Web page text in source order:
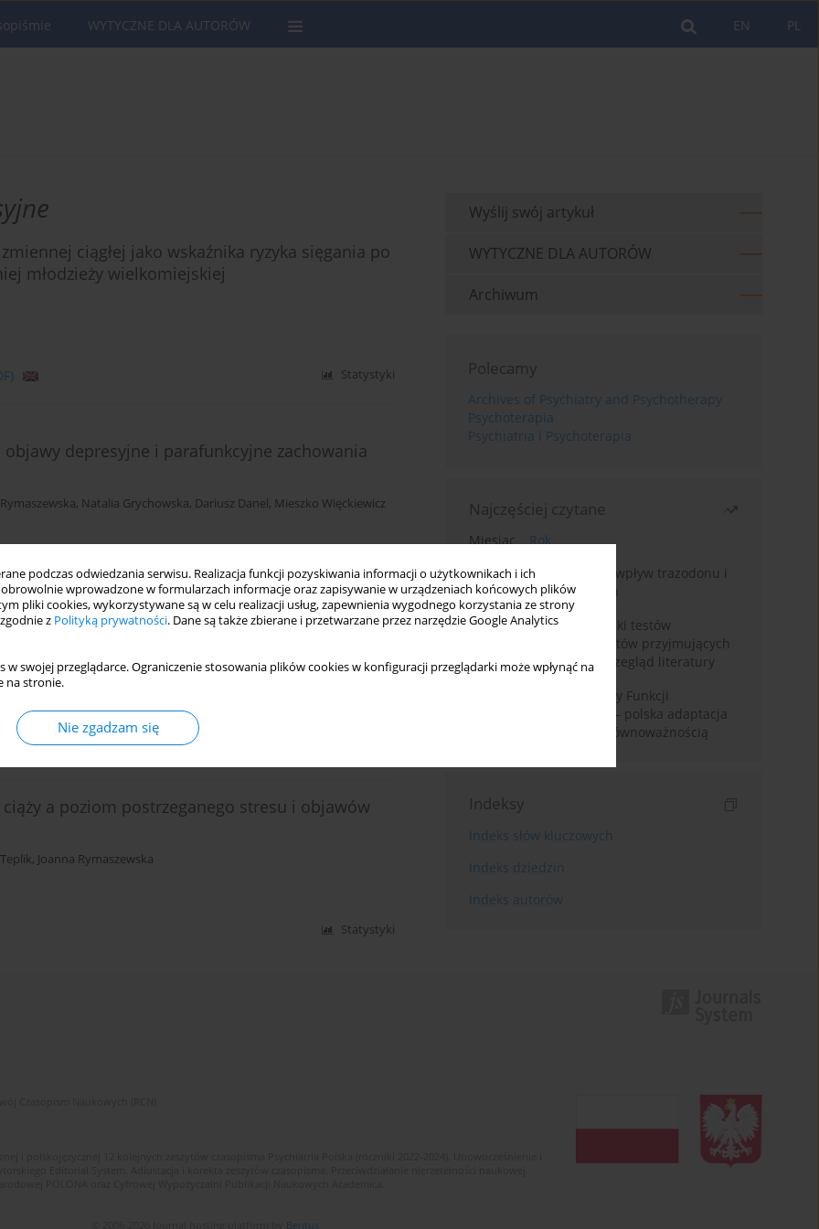
podczas odwiedzania serwisu. Realizacja funkcji pozyskiwania informacji o użytkownikach i ich
wprowadzone w formularzach informacje oraz zapisywanie w urządzeniach końcowych plików
pliki cookies, wykorzystywane są w celu realizacji usług, zapewnienia wygodnego korzystania ze strony
z Polityką prywatności. Dane są także zbierane i przetwarzane przez narzędzie Google Analytics
w swojej przeglądarce. Ograniczenie stosowania plików cookies w konfiguracji przeglądarki może wpłynąć na
na stronie.
Nie zgadzam się
PL
EN
WYTYCZNE DLA AUTORÓW
ciągłej jako wskaźnika ryzyka sięgania po
młodzieży wielkomiejskiej
Statystyki
depresyjne i parafunkcyjne zachowania
, Natalia Grychowska, Dariusz Danel, Mieszko Więckiewicz
Statystyki
chorych na łuszczycę
ciąży a poziom postrzeganego stresu i objawów
, Joanna Rymaszewska
Statystyki
Wyślij swój artykuł
WYTYCZNE DLA AUTORÓW
Archiwum
Polecamy
Archives of Psychiatry and Psychotherapy
Psychoterapia
Psychiatria i Psychoterapia
Najczęściej czytane
Miesiąc
Rok
Leczenie bezsenności – wpływ trazodonu i
leków nasennych na sen
Fałszywie dodatnie wyniki testów
narkotykowych u pacjentów przyjmujących
leki psychotropowe – przegląd literatury
Montrealska Skala Oceny Funkcji
Poznawczych MoCA 7.2.– polska adaptacja
metody i badania nad równoważnością
Indeksy
Indeks słów kluczowych
Indeks dziedzin
Indeks autorów
Bentus